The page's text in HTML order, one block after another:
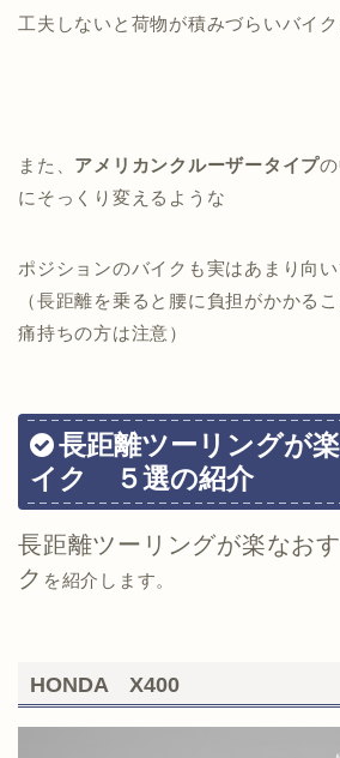
工夫しないと荷物が積みづらいバイク
また、 アメリカンクルーザータイプ
にそっくり変えるような
ポジションのバイクも実はあまり向い
（長距離を乗ると腰に負担がかかる
痛持ちの方は注意）
長距離ツーリングが
イク ５選の紹介
長距離ツーリングが楽なお
ク を紹介します。
HONDA X400